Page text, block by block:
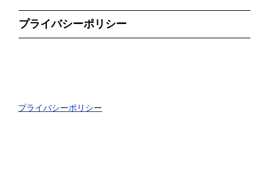
プライバシーポリシー
プライバシーポリシー